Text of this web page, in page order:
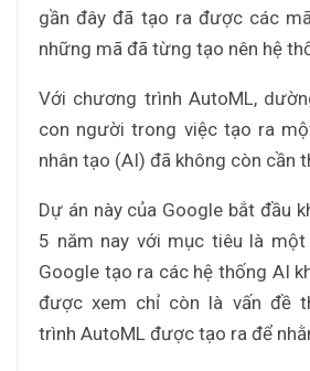
gần đây đã tạo ra được các
những mã đã từng tạo nên hệ
Với chương trình AutoML,
con người trong việc tạo ra
nhân tạo (AI) đã không còn cần
Dự án này của Google bắt đầu
5 năm nay với mục tiêu là
Google tạo ra các hệ thống AI
được xem chỉ còn là vấn đề
trình AutoML được tạo ra để